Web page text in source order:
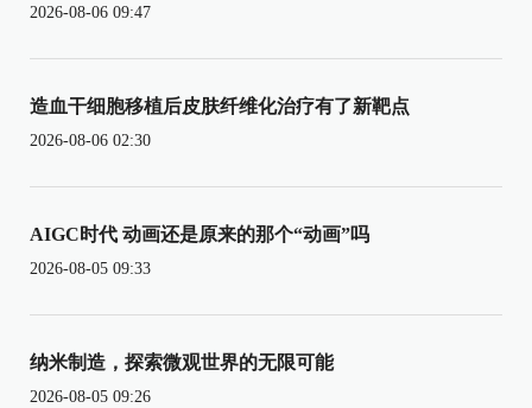
2026-08-06 09:47
造血干细胞移植后皮肤纤维化治疗有了新靶点
2026-08-06 02:30
AIGC时代 动画还是原来的那个“动画”吗
2026-08-05 09:33
纳米制造，探索微观世界的无限可能
2026-08-05 09:26